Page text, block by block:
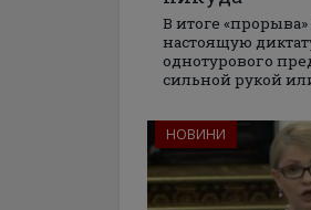
В итоге
настоящую
однотурового
сильной рукой
НОВИНИ